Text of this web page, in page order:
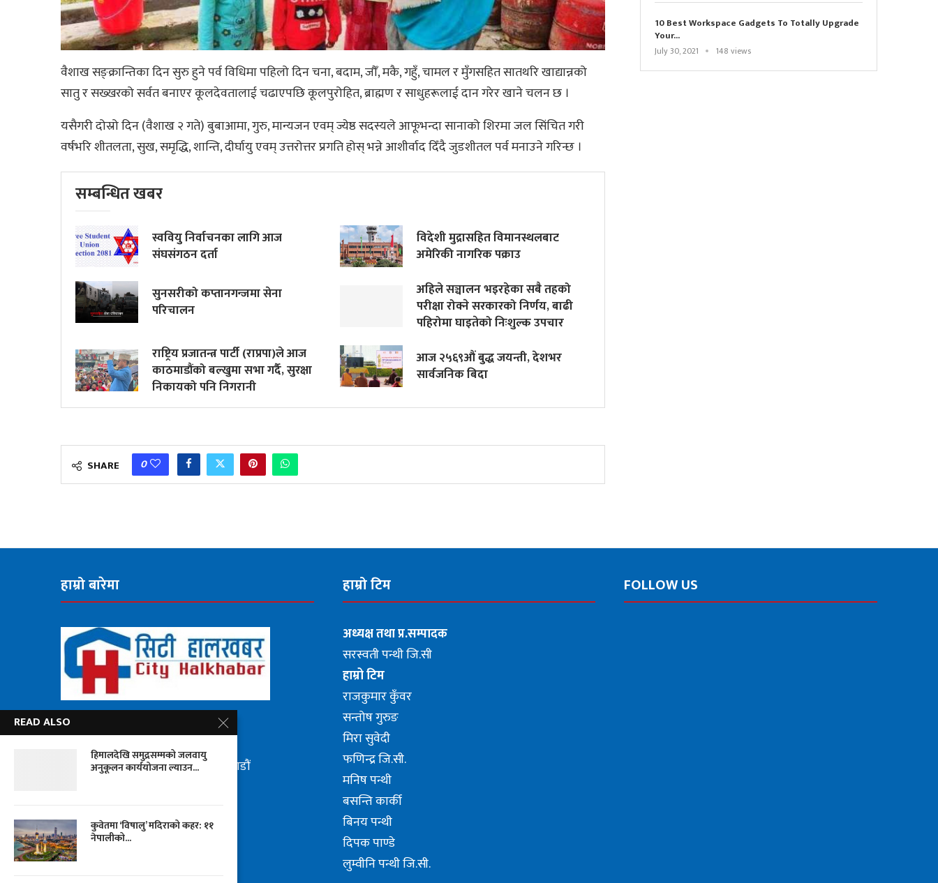
वैशाख सङ्क्रान्तिका दिन सुरु हुने पर्व विधिमा पहिलो दिन चना, बदाम, जौँ, मकै, गहुँ, चामल र मुँगसहित सातथरि खाद्यान्नको
सातु र सख्खरको सर्वत बनाएर कूलदेवतालाई चढाएपछि कूलपुरोहित, ब्राह्मण र साधुहरूलाई दान गरेर खाने चलन छ ।
यसैगरी दोस्रो दिन (वैशाख २ गते) बुबाआमा, गुरु, मान्यजन एवम् ज्येष्ठ सदस्यले आफूभन्दा सानाको शिरमा जल सिंचित गरी
वर्षभरि शीतलता, सुख, समृद्धि, शान्ति, दीर्घायु एवम् उत्तरोत्तर प्रगति होस् भन्ने आशीर्वाद दिँदै जुडशीतल पर्व मनाउने गरिन्छ ।
सम्बन्धित खबर
स्ववियु निर्वाचनका लागि आज
संघसंगठन दर्ता
विदेशी मुद्रासहित विमानस्थलबाट
अमेरिकी नागरिक पक्राउ
सुनसरीको कप्तानगन्जमा सेना
परिचालन
अहिले सञ्चालन भइरहेका सबै तहको
परीक्षा रोक्ने सरकारको निर्णय, बाढी
पहिरोमा घाइतेको निःशुल्क उपचार
राष्ट्रिय प्रजातन्त्र पार्टी (राप्रपा)ले आज
काठमाडौंको बल्खुमा सभा गर्दै, सुरक्षा
निकायको पनि निगरानी
आज २५६९औं बुद्ध जयन्ती, देशभर
सार्वजनिक बिदा
SHARE 0
10 Best Workspace Gadgets To Totally Upgrade
Your...
July 30, 2021 148 views
हाम्रो बारेमा
सूचना
८७६/२०७५-०७६
चन्द्रागिरी हिल्स मिडिया प्रा. लि.
चन्द्रागिरी नगरपालिका, वडा नं. ६, काठमाडौं
हाम्रो टिम
अध्यक्ष तथा प्र.सम्पादक
सरस्वती पन्थी जि.सी
हाम्रो टिम
राजकुमार कुँवर
सन्तोष गुरुङ
मिरा सुवेदी
फणिन्द्र जि.सी.
मनिष पन्थी
बसन्ति कार्की
बिनय पन्थी
दिपक पाण्डे
लुम्वीनि पन्थी जि.सी.
FOLLOW US
READ ALSO
हिमालदेखि समुद्रसम्मको जलवायु
अनुकूलन कार्ययोजना ल्याउन...
कुवेतमा ‘विषालु’ मदिराको कहर: ११
नेपालीको...